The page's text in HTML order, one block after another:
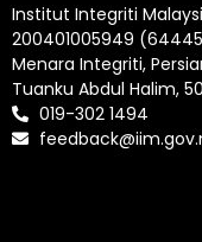
Institut Integriti
200401005949
Menara Integriti,
Tuanku Abdul Halim,
019-302 1494